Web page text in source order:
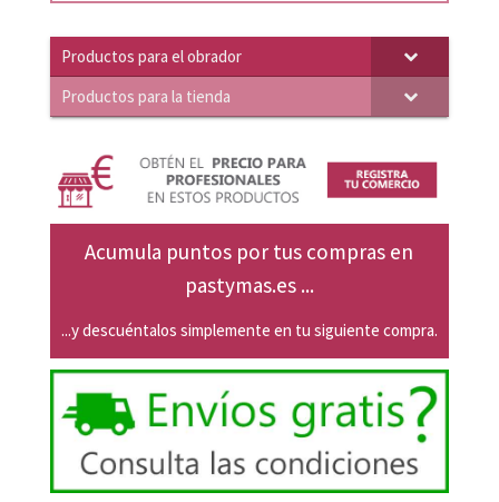
Productos para el obrador
Productos para la tienda
Acumula puntos por tus compras en
pastymas.es ...
...y descuéntalos simplemente en tu siguiente compra.